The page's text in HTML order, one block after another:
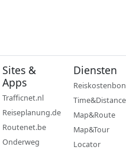
Sites &
Apps
Trafficnet.nl
Reiseplanung.de
Routenet.be
Onderweg
Diensten
Reiskostenbon
Time&Distance
Map&Route
Map&Tour
Locator